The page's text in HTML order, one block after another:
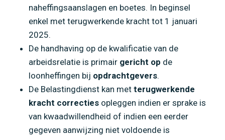
naheffingsaanslagen en boetes. In beginsel
enkel met terugwerkende kracht tot 1 januari
2025.
De handhaving op de kwalificatie van de
arbeidsrelatie is primair gericht op de
loonheffingen bij opdrachtgevers.
De Belastingdienst kan met terugwerkende
kracht correctiesopleggen indien er sprake is
van kwaadwillendheid of indien een eerder
gegeven aanwijzing niet voldoende is